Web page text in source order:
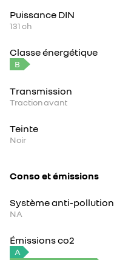
Puissance DIN
131ch
Classe énergétique
B
Transmission
Traction avant
Teinte
Noir
Conso et émissions
Système anti-pollution
NA
Émissions co2
A